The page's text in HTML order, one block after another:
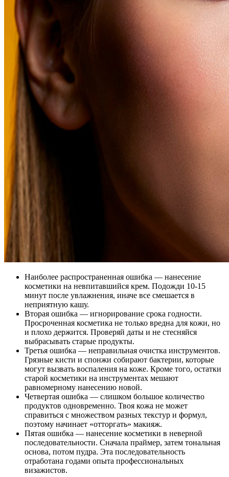
Наиболее распространенная ошибка — нанесение
косметики на невпитавшийся крем. Подожди 10-15
минут после увлажнения, иначе все смешается в
неприятную кашу.
Вторая ошибка — игнорирование срока годности.
Просроченная косметика не только вредна для кожи, но
и плохо держится. Проверяй даты и не стесняйся
выбрасывать старые продукты.
Третья ошибка — неправильная очистка инструментов.
Грязные кисти и спонжи собирают бактерии, которые
могут вызвать воспаления на коже. Кроме того, остатки
старой косметики на инструментах мешают
равномерному нанесению новой.
Четвертая ошибка — слишком большое количество
продуктов одновременно. Твоя кожа не может
справиться с множеством разных текстур и формул,
поэтому начинает «отторгать» макияж.
Пятая ошибка — нанесение косметики в неверной
последовательности. Сначала праймер, затем тональная
основа, потом пудра. Эта последовательность
отработана годами опыта профессиональных
визажистов.